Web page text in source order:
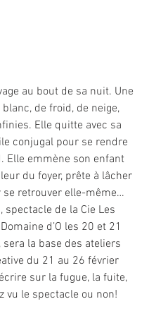
au bout de sa nuit. Une
de froid, de neige,
Elle quitte avec sa
conjugal pour se rendre
Elle emmène son enfant
du foyer, prête à lâcher
se retrouver elle-même…
spectacle de la Cie Les
d’O les 20 et 21
la base des ateliers
du 21 au 26 février
sur la fugue, la fuite,
vu le spectacle ou non!